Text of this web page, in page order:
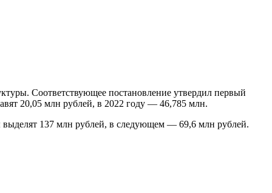
Соответствующее постановление утвердил первый
20,05 млн рублей, в 2022 году — 46,785 млн.
выделят 137 млн рублей, в следующем — 69,6 млн рублей.